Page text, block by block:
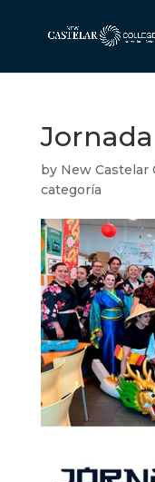
by New Castelar
categoría